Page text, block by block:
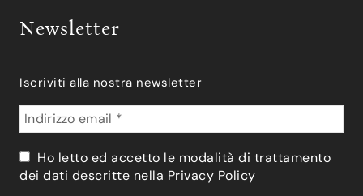
Newsletter
Iscriviti alla nostra newsletter
Ho letto ed accetto le modalità di trattamento
dei dati descritte nella Privacy Policy